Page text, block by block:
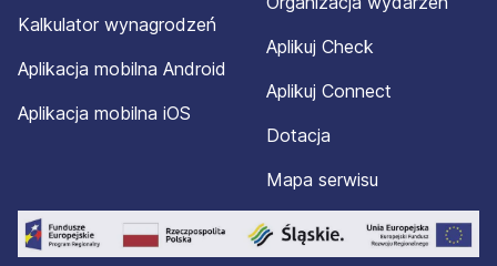
Kalkulator wynagrodzeń
Aplikacja mobilna Android
Aplikacja mobilna iOS
Aplikuj Check
Aplikuj Connect
Dotacja
Mapa serwisu